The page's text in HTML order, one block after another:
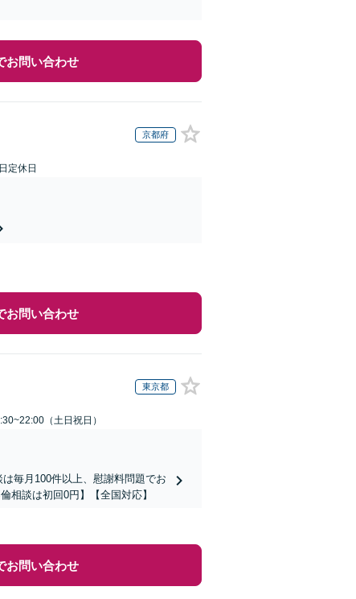
お問い合わせ
京都府
定休日
お問い合わせ
東京都
（土日祝日）
毎月100件以上、慰謝料問題でお
相談は初回0円】【全国対応】
お問い合わせ